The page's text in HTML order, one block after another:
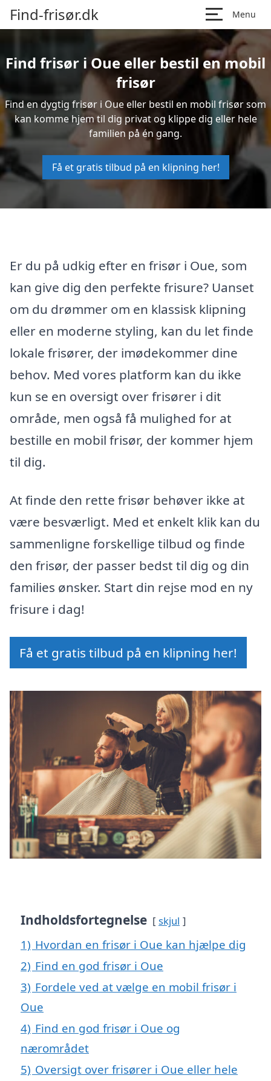
Find-frisør.dk Menu
Find frisør i Oue eller bestil en mobil
frisør
Find en dygtig frisør i Oue eller bestil en mobil frisør som
kan komme hjem til dig privat og klippe dig eller hele
familien på én gang.
Få et gratis tilbud på en klipning her!
Er du på udkig efter en frisør i Oue, som
kan give dig den perfekte frisure? Uanset
om du drømmer om en klassisk klipning
eller en moderne styling, kan du let finde
lokale frisører, der imødekommer dine
behov. Med vores platform kan du ikke
kun se en oversigt over frisører i dit
område, men også få mulighed for at
bestille en mobil frisør, der kommer hjem
til dig.
At finde den rette frisør behøver ikke at
være besværligt. Med et enkelt klik kan du
sammenligne forskellige tilbud og finde
den frisør, der passer bedst til dig og din
families ønsker. Start din rejse mod en ny
frisure i dag!
Få et gratis tilbud på en klipning her!
Indholdsfortegnelse skjul
1) Hvordan en frisør i Oue kan hjælpe dig
2) Find en god frisør i Oue
3) Fordele ved at vælge en mobil frisør i
Oue
4) Find en god frisør i Oue og
nærområdet
5) Oversigt over frisører i Oue eller hele